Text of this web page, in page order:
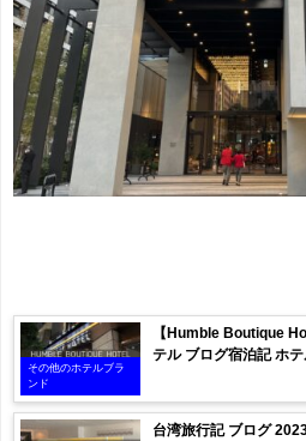
その他のホテルブラ
ンド
【Humble Boutique
テル ブログ宿泊記 ホ
台湾旅行記 ブログ